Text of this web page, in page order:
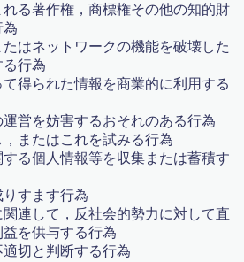
安を吹き飛ばす無料体験実施！
拠 ベーシック講座
験
4月
３月
る著作権，商標権その他の知的財
為
はネットワークの機能を破壊した
る行為
得られた情報を商業的に利用する
営を妨害するおそれのある行為
またはこれを試みる行為
る個人情報等を収集または蓄積す
すます行為
連して，反社会的勢力に対して直
を供与する行為
切と判断する行為